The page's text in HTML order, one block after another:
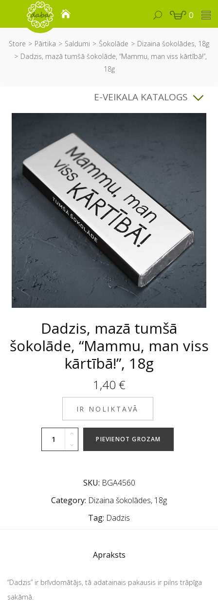
0
Store Pārtika Saldumi Šokolāde
Dizaina šokolādes, 18g
Dadzis, mazā tumšā šokolāde, “Mammu, man viss kārtībā!”,
18g
E-VEIKALA KATALOGS
Dadzis, mazā tumšā
šokolāde, “Mammu, man viss
kārtībā!”, 18g
1,40 €
IR NOLIKTAVĀ
PIEVIENOT GROZAM
SKU: BGA4560
Category: Dizaina šokolādes, 18g
Tag: Dadzis
Apraksts
“Dadzis” ir brīvdomātājs, tā adatainais pakausis ir pilns trāpīga
sakāmā.